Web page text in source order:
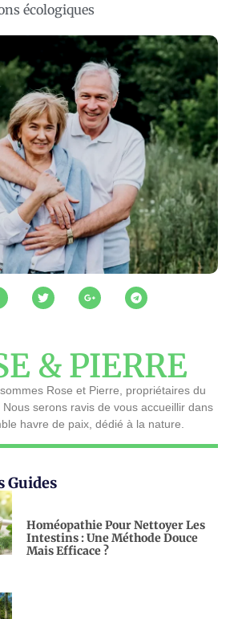
écologiques
& PIERRE
Rose et Pierre, propriétaires du
serons ravis de vous accueillir dans
havre de paix, dédié à la nature.
Guides
Homéopathie Pour Nettoyer Les
Intestins : Une Méthode Douce
Mais Efficace ?